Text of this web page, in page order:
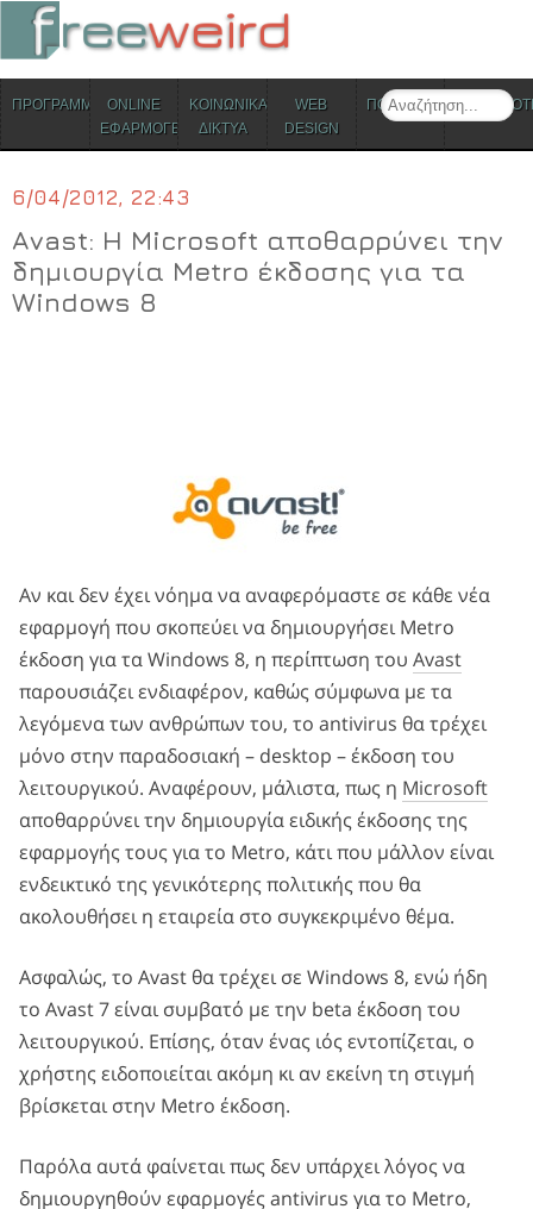
Search
Skip to content
ΠΡΟΓΡΑΜΜΑΤΑONLINE
ΕΦΑΡΜΟΓΕΣ
ΚΟΙΝΩΝΙΚΑ
ΔΙΚΤΥΑ
WEB
DESIGN
ΠΟΛΙΤΙΣΜΟΣ
6/04/2012, 22:43
Avast: Η Microsoft αποθαρρύνει την
δημιουργία Metro έκδοσης για τα
Windows 8
Αν και δεν έχει νόημα να αναφερόμαστε σε κάθε νέα
εφαρμογή που σκοπεύει να δημιουργήσει Metro
έκδοση για τα Windows 8, η περίπτωση του Avast
παρουσιάζει ενδιαφέρον, καθώς σύμφωνα με τα
λεγόμενα των ανθρώπων του, το antivirus θα τρέχει
μόνο στην παραδοσιακή – desktop – έκδοση του
λειτουργικού. Αναφέρουν, μάλιστα, πως η Microsoft
αποθαρρύνει την δημιουργία ειδικής έκδοσης της
εφαρμογής τους για το Metro, κάτι που μάλλον είναι
ενδεικτικό της γενικότερης πολιτικής που θα
ακολουθήσει η εταιρεία στο συγκεκριμένο θέμα.
Ασφαλώς, το Avast θα τρέχει σε Windows 8, ενώ ήδη
το Avast 7 είναι συμβατό με την beta έκδοση του
λειτουργικού. Επίσης, όταν ένας ιός εντοπίζεται, ο
χρήστης ειδοποιείται ακόμη κι αν εκείνη τη στιγμή
βρίσκεται στην Metro έκδοση.
Παρόλα αυτά φαίνεται πως δεν υπάρχει λόγος να
δημιουργηθούν εφαρμογές antivirus για το Metro,